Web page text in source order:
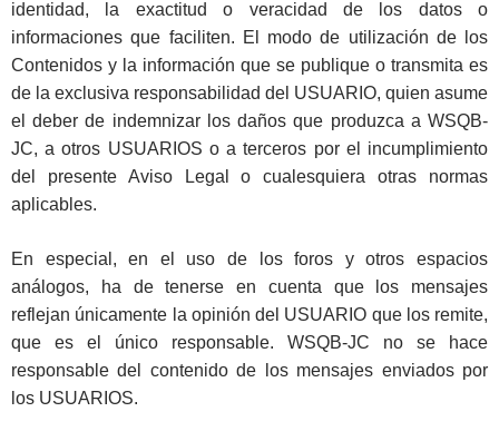
identidad, la exactitud o veracidad de los datos o
informaciones que faciliten. El modo de utilización de los
Contenidos y la información que se publique o transmita es
de la exclusiva responsabilidad del USUARIO, quien asume
el deber de indemnizar los daños que produzca a WSQB-
JC, a otros USUARIOS o a terceros por el incumplimiento
del presente Aviso Legal o cualesquiera otras normas
aplicables.
En especial, en el uso de los foros y otros espacios
análogos, ha de tenerse en cuenta que los mensajes
reflejan únicamente la opinión del USUARIO que los remite,
que es el único responsable. WSQB-JC no se hace
responsable del contenido de los mensajes enviados por
los USUARIOS.